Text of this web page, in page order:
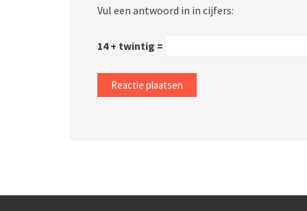
Vul een antwoord in in cijfers:
14 + twintig =